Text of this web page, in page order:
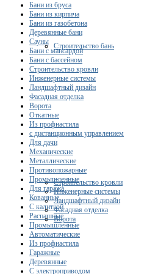
Строительство бань
Строительство кровли
Инженерные системы
Ландшафтный дизайн
Фасадная отделка
Ворота
Бани из бруса
Бани из кирпича
Бани из газобетона
Деревянные бани
Сауны
Бани с мансардой
Бани с бассейном
Строительство кровли
Инженерные системы
Ландшафтный дизайн
Фасадная отделка
Ворота
Откатные
Из профнастила
с дистанционным управлением
Для дачи
Механические
Металлические
Противопожарные
Промышленные
Для гаража
Кованные
С калиткой
Распашные
Промышленные
Автоматические
Из профнастила
Гаражные
Деревянные
С электроприводом